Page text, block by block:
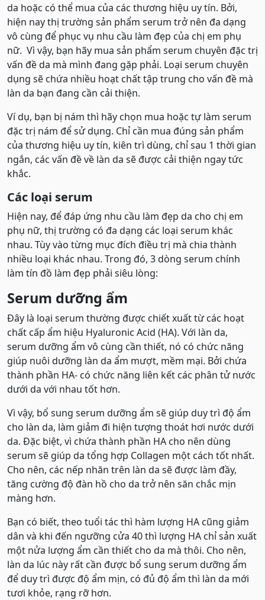
da hoặc có thể mua của các thương hiệu uy tín. Bởi,
hiện nay thị trường sản phẩm serum trở nên đa dạng
vô cùng để phục vụ nhu cầu làm đẹp của chị em phụ
nữ. Vì vậy, bạn hãy mua sản phẩm serum chuyên đặc trị
vấn đề da mà mình đang gặp phải. Loại serum chuyên
dụng sẽ chứa nhiều hoạt chất tập trung cho vấn đề mà
làn da bạn đang cần cải thiện.
Ví dụ, bạn bị nám thì hãy chọn mua hoặc tự làm serum
đặc trị nám để sử dụng. Chỉ cần mua đúng sản phẩm
của thương hiệu uy tín, kiên trì dùng, chỉ sau 1 thời gian
ngắn, các vấn đề về làn da sẽ được cải thiện ngay tức
khắc.
Các loại serum
Hiện nay, để đáp ứng nhu cầu làm đẹp da cho chị em
phụ nữ, thị trường có đa dạng các loại serum khác
nhau. Tùy vào từng mục đích điều trị mà chia thành
nhiều loại khác nhau. Trong đó, 3 dòng serum chính
làm tín đồ làm đẹp phải siêu lòng:
Serum dưỡng ẩm
Đây là loại serum thường được chiết xuất từ các hoạt
chất cấp ẩm hiệu Hyaluronic Acid (HA). Với làn da,
serum dưỡng ẩm vô cùng cần thiết, nó có chức năng
giúp nuôi dưỡng làn da ẩm mượt, mềm mại. Bởi chứa
thành phần HA- có chức năng liên kết các phân tử nước
dưới da với nhau tốt hơn.
Vì vậy, bổ sung serum dưỡng ẩm sẽ giúp duy trì độ ẩm
cho làn da, làm giảm đi hiện tượng thoát hơi nước dưới
da. Đặc biệt, vì chứa thành phần HA cho nên dùng
serum sẽ giúp da tổng hợp Collagen một cách tốt nhất.
Cho nên, các nếp nhăn trên làn da sẽ được làm đầy,
tăng cường độ đàn hồ cho da trở nên săn chắc mịn
màng hơn.
Bạn có biết, theo tuổi tác thì hàm lượng HA cũng giảm
dân và khi đến ngưỡng cửa 40 thì lượng HA chỉ sản xuất
một nửa lượng ẩm cần thiết cho da mà thôi. Cho nên,
làn da lúc này rất cần được bổ sung serum dưỡng ẩm
để duy trì được độ ẩm mịn, có đủ độ ẩm thì làn da mới
tươi khỏe, rạng rỡ hơn.